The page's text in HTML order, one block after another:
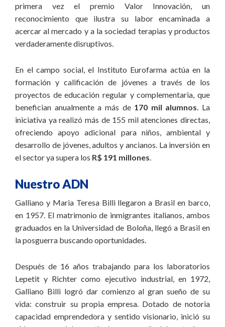
primera vez el premio Valor Innovación, un
reconocimiento que ilustra su labor encaminada a
acercar al mercado y a la sociedad terapias y productos
verdaderamente disruptivos.
En el campo social, el Instituto Eurofarma actúa en la
formación y calificación de jóvenes a través de los
proyectos de educación regular y complementaria, que
benefician anualmente a más de 170 mil alumnos. La
iniciativa ya realizó más de 155 mil atenciones directas,
ofreciendo apoyo adicional para niños, ambiental y
desarrollo de jóvenes, adultos y ancianos. La inversión en
el sector ya supera los R$ 191 millones.
Nuestro ADN
Galliano y Maria Teresa Billi llegaron a Brasil en barco,
en 1957. El matrimonio de inmigrantes italianos, ambos
graduados en la Universidad de Boloña, llegó a Brasil en
la posguerra buscando oportunidades.
Después de 16 años trabajando para los laboratorios
Lepetit y Richter como ejecutivo industrial, en 1972,
Galliano Billi logró dar comienzo al gran sueño de su
vida: construir su propia empresa. Dotado de notoria
capacidad emprendedora y sentido visionario, inició su